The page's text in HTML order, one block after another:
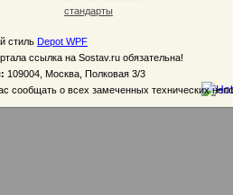
стандарты
стиль Depot WPF
ссылка на Sostav.ru обязательна!
109004, Москва, Полковая 3/3
сообщать о всех замеченных технических